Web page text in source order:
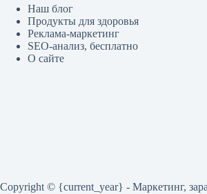
Наш блог
Продукты для здоровья
Реклама-маркетинг
SEO-анализ, бесплатно
О сайте
Copyright © {current_year} - Маркетинг,